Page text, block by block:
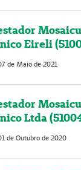
Eireli
de Maio de 2021
Ltda
de Outubro de 2020